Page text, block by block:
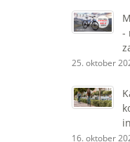
-
25. oktober
16. oktober